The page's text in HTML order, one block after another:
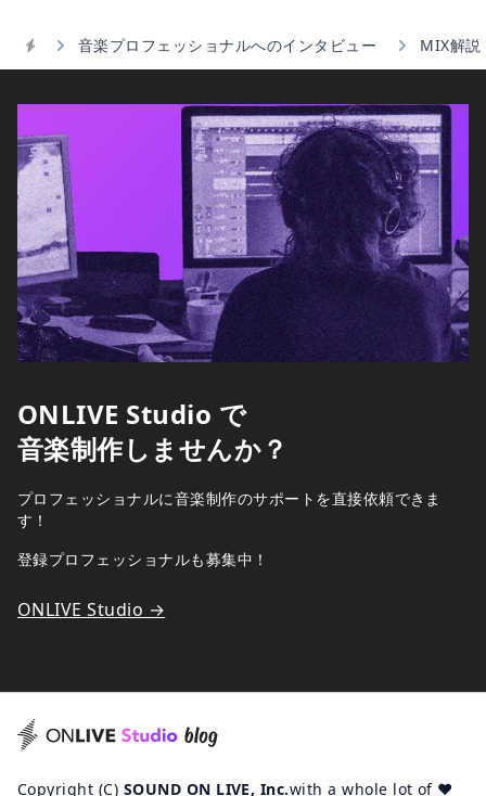
音楽プロフェッショナルへのインタビュー MIX解説
ONLIVE Studio で
音楽制作しませんか？
プロフェッショナルに音楽制作のサポートを直接依頼できま
す！
登録プロフェッショナルも募集中！
ONLIVE Studio →
Copyright (C) SOUND ON LIVE, Inc.with a whole lot of ♥